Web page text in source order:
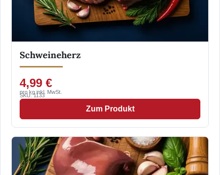
Schweineherz
4,99 €
pro kg inkl. MwSt.
SKU: 1133
Zum Produkt